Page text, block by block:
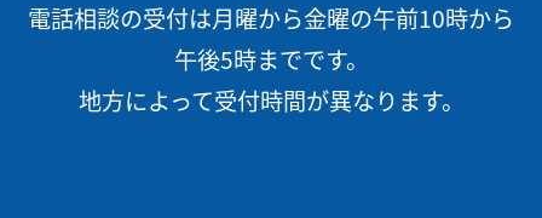
電話相談の受付は月曜から金曜の午前10時から
午後5時までです。
地方によって受付時間が異なります。